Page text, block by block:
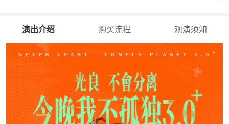
演出介绍 购买流程 观演须知